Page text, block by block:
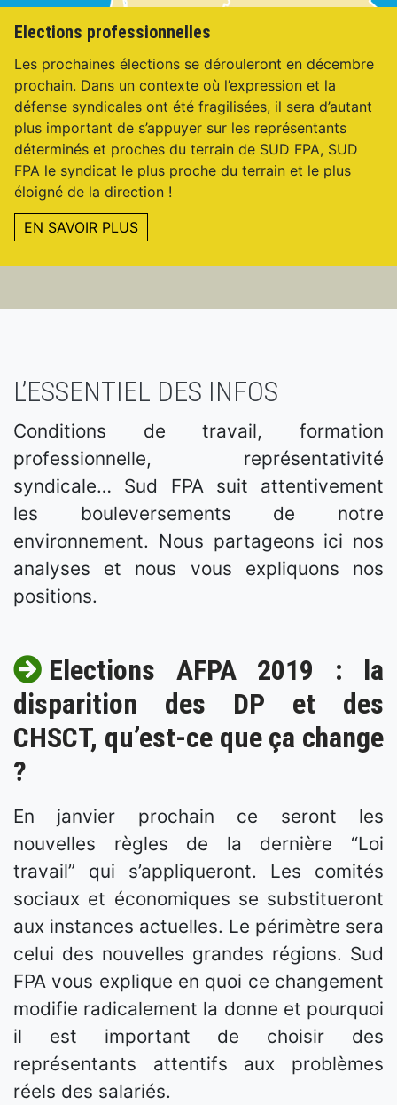
Elections professionnelles
Les prochaines élections se dérouleront en décembre
prochain. Dans un contexte où l’expression et la
défense syndicales ont été fragilisées, il sera d’autant
plus important de s’appuyer sur les représentants
déterminés et proches du terrain de SUD FPA, SUD
FPA le syndicat le plus proche du terrain et le plus
éloigné de la direction !
EN SAVOIR PLUS
L’ESSENTIEL DES INFOS
Conditions de travail, formation
professionnelle, représentativité
syndicale… Sud FPA suit attentivement
les bouleversements de notre
environnement. Nous partageons ici nos
analyses et nous vous expliquons nos
positions.
Elections AFPA 2019 : la
disparition des DP et des
CHSCT, qu’est-ce que ça change
?
En janvier prochain ce seront les
nouvelles règles de la dernière “Loi
travail” qui s’appliqueront. Les comités
sociaux et économiques se substitueront
aux instances actuelles. Le périmètre sera
celui des nouvelles grandes régions. Sud
FPA vous explique en quoi ce changement
modifie radicalement la donne et pourquoi
il est important de choisir des
représentants attentifs aux problèmes
réels des salariés.